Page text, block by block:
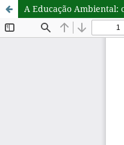
A Educação Ambiental: